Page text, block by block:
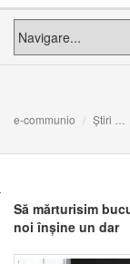
e-communio Știri
Să mărturisim
noi înșine un dar